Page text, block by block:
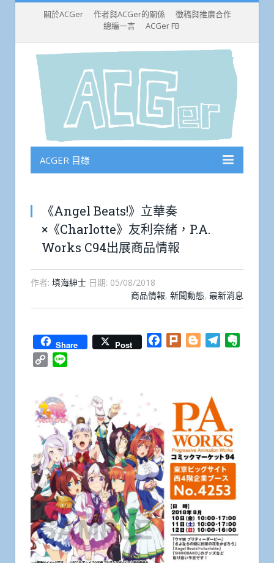
關於ACGer 作者與ACGer的關係
徵稿與推廣合作
總編一言
ACGer FB
ACGER 目錄
《Angel Beats!》立華奏
×《Charlotte》友利奈緒，P.A.
Works C94出展商品情報
作者: 填海紳士 日期: 05/08/2018
商品情報, 新聞動態, 最新消息
Share Post Facebook
Plurk BloggerTelegram
Copy